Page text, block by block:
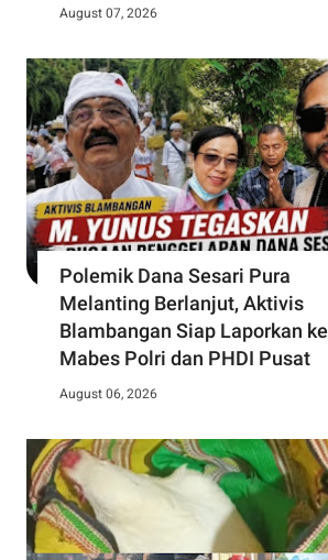
August 07, 2026
Polemik Dana Sesari Pura
Melanting Berlanjut, Aktivis
Blambangan Siap Laporkan ke
Mabes Polri dan PHDI Pusat
August 06, 2026